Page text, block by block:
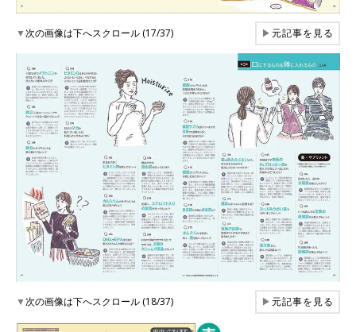
▼次の画像は下へスクロール (17/37) ▶元記事を見る
▼次の画像は下へスクロール (18/37) ▶元記事を見る